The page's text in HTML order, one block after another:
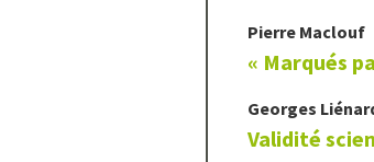
Pierre Maclouf
« Marqués
Georges
Validité